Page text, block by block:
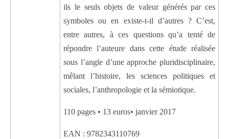
ils le seuls objets de valeur générés par ces
symboles ou en existe-t-il d’autres ? C’est,
entre autres, à ces questions qu’a tenté de
répondre l’auteure dans cette étude réalisée
sous l’angle d’une approche pluridisciplinaire,
mêlant l’histoire, les sciences politiques et
sociales, l’anthropologie et la sémiotique.
110 pages • 13 euros• janvier 2017
EAN : 9782343110769